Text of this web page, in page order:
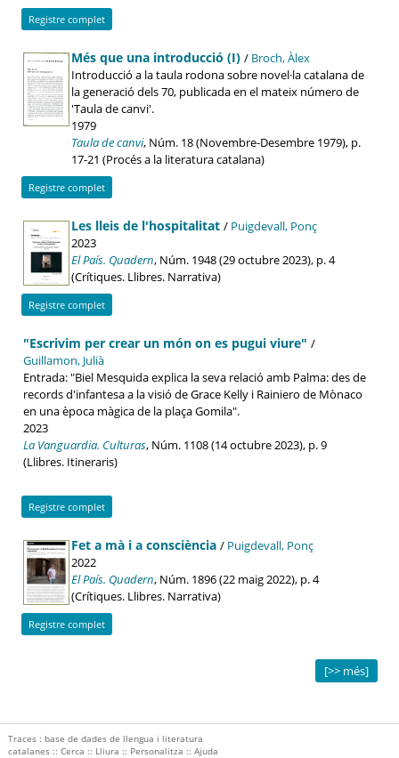
Registre complet
Més que una introducció (I) / Broch, Àlex
Introducció a la taula rodona sobre novel·la catalana de
la generació dels 70, publicada en el mateix número de
'Taula de canvi'.
1979
Taula de canvi, Núm. 18 (Novembre-Desembre 1979), p.
17-21 (Procés a la literatura catalana)
Registre complet
Les lleis de l'hospitalitat / Puigdevall, Ponç
2023
El País. Quadern, Núm. 1948 (29 octubre 2023), p. 4
(Crítiques. Llibres. Narrativa)
Registre complet
"Escrivim per crear un món on es pugui viure" /
Guillamon, Julià
Entrada: "Biel Mesquida explica la seva relació amb Palma: des de
records d'infantesa a la visió de Grace Kelly i Rainiero de Mònaco
en una època màgica de la plaça Gomila".
2023
La Vanguardia. Culturas, Núm. 1108 (14 octubre 2023), p. 9
(Llibres. Itineraris)
Registre complet
Fet a mà i a consciència / Puigdevall, Ponç
2022
El País. Quadern, Núm. 1896 (22 maig 2022), p. 4
(Crítiques. Llibres. Narrativa)
Registre complet
[>> més]
Traces : base de dades de llengua i literatura
catalanes :: Cerca :: Lliura :: Personalitza :: Ajuda